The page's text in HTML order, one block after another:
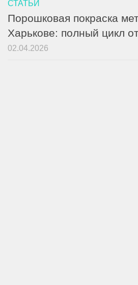
СТАТЬИ
Порошковая покраска
Харькове: полный цикл
02.04.2026